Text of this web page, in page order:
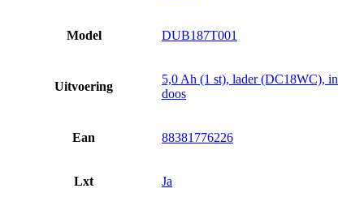
Model DUB187T001
Uitvoering
5,0 Ah (1 st), lader (DC18WC), in
doos
Ean 88381776226
Lxt Ja